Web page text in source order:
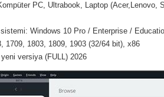
PC, Ultrabook, Laptop (Acer,Lenovo,
Windows 10 Pro / Enterprise /
1709, 1803, 1809, 1903 (32/64 bit), x86
versiya (FULL) 2026